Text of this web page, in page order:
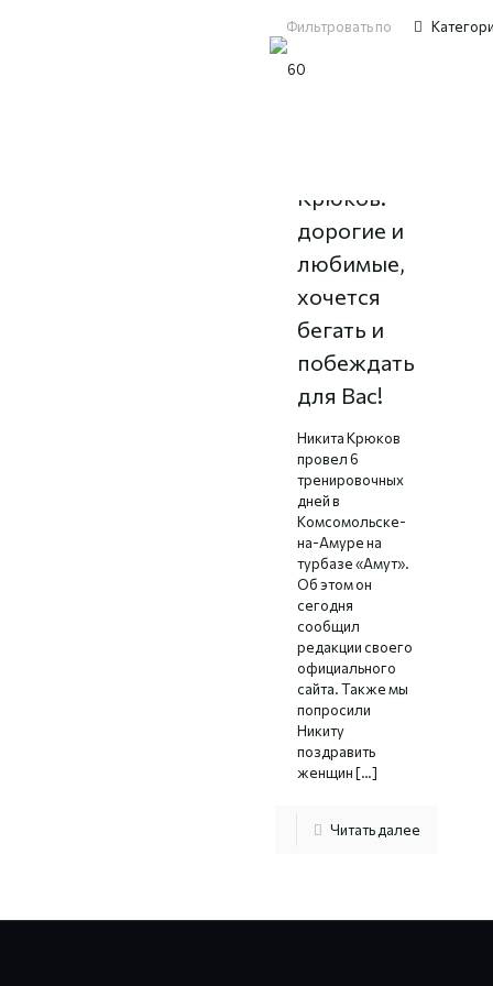
Фильтровать по
Крюков:
дорогие и
любимые,
хочется
бегать и
побеждать
для Вас!
Никита Крюков
провел 6
тренировочных
дней в
Комсомольске-
на-Амуре на
турбазе «Амут».
Об этом он
сегодня
сообщил
редакции своего
официального
сайта. Также мы
попросили
Никиту
поздравить
женщин[…]
Читать далее